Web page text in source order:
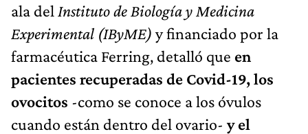
ala del Instituto de Biología y Medicina
Experimental (IByME) y financiado por la
farmacéutica Ferring, detalló que en
pacientes recuperadas de Covid-19, los
ovocitos -como se conoce a los óvulos
cuando están dentro del ovario-y el